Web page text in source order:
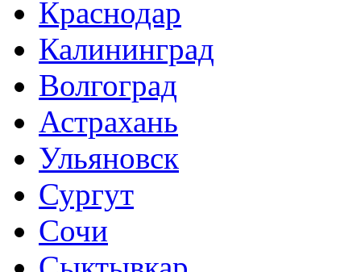
Краснодар
Калининград
Волгоград
Астрахань
Ульяновск
Сургут
Сочи